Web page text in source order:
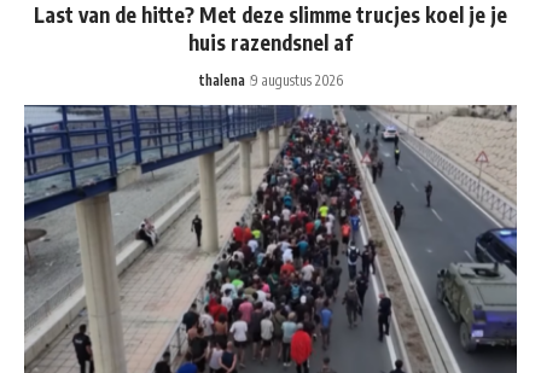
Last van de hitte? Met deze slimme trucjes koel je je
huis razendsnel af
thalena 9 augustus 2026